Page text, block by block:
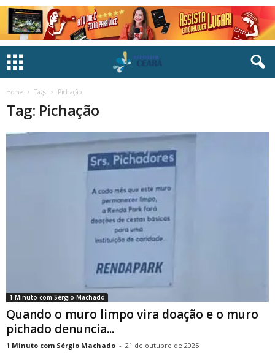
Home Tags Pichação
Tag: Pichação
1 Minuto com Sérgio Machado
Quando o muro limpo vira doação e o muro
pichado denuncia...
1 Minuto com Sérgio Machado - 21 de outubro de 2025